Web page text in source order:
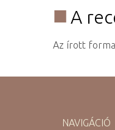
A
​Az írott forma
NAVIGÁCIÓ